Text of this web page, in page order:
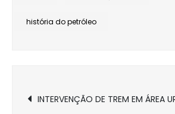
história do petróleo
Navegação
INTERVENÇÃO DE TREM EM ÁREA